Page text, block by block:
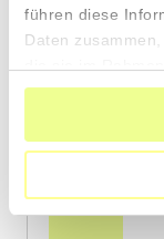
führen diese
Daten
haben.
von
CHF7.90